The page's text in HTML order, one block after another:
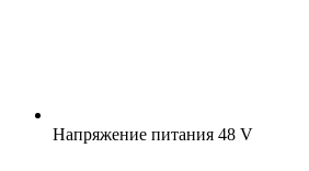
Напряжение питания 48 V